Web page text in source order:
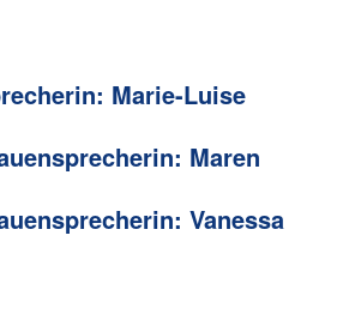
Marie-Luise
Maren
Vanessa